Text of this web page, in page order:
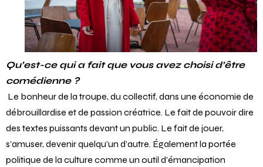
Qu’est-ce qui a fait que vous avez choisi d’être
comédienne ?
Le bonheur de la troupe, du collectif, dans une économie de
débrouillardise et de passion créatrice. Le fait de pouvoir dire
des textes puissants devant un public. Le fait de jouer,
s’amuser, devenir quelqu’un d’autre. Également la portée
politique de la culture comme un outil d’émancipation